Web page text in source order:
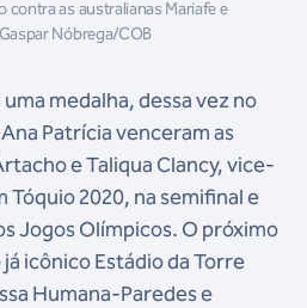
contra as australianas Mariafe e
Nóbrega/COB
medalha, dessa vez no
Patrícia venceram as
e Taliqua Clancy, vice-
Tóquio 2020, na semifinal e
Jogos Olímpicos. O próximo
icônico Estádio da Torre
Humana-Paredes e